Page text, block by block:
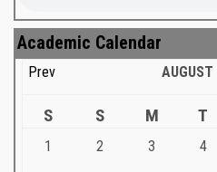
Academic Calendar
Prev AUGUST
S S M T
1 2 3 4